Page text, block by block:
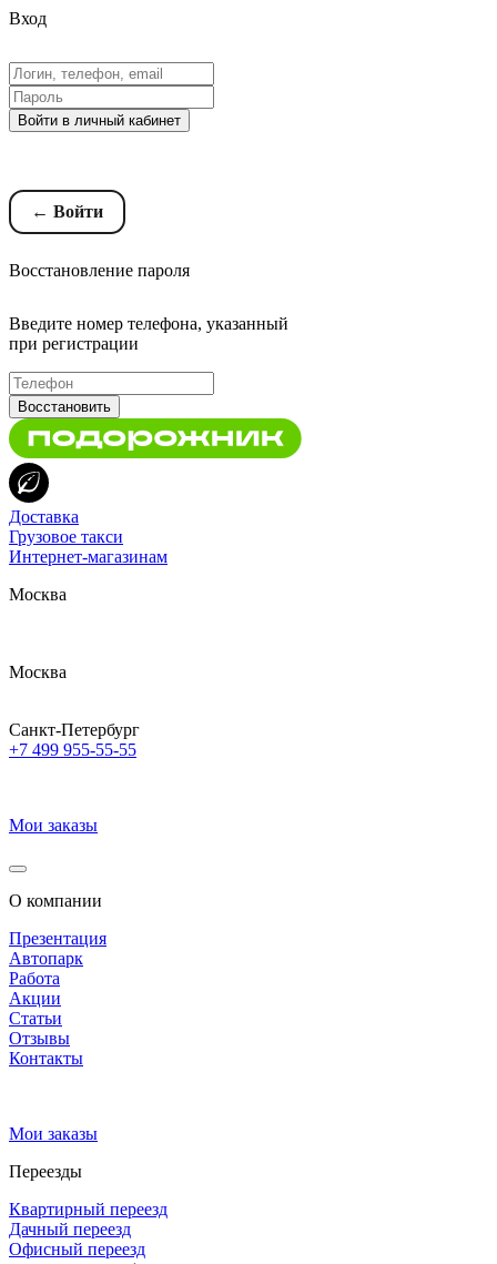
Вход
Войти в личный кабинет
← Войти
Восстановление пароля
Введите номер телефона, указанный
при регистрации
Восстановить
Доставка
Грузовое такси
Интернет-магазинам
Москва
Москва
Санкт-Петербург
+7 499 955-55-55
Мои заказы
О компании
Презентация
Автопарк
Работа
Акции
Статьи
Отзывы
Контакты
Мои заказы
Переезды
Квартирный переезд
Дачный переезд
Офисный переезд